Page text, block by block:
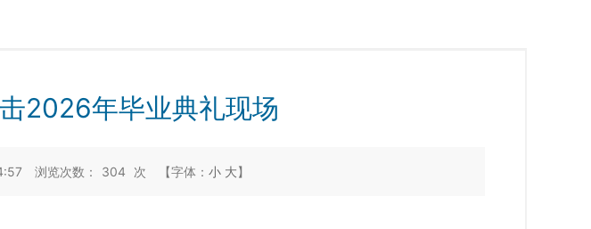
2026年毕业典礼现场
浏览次数： 304 次 【字体： 小 大】